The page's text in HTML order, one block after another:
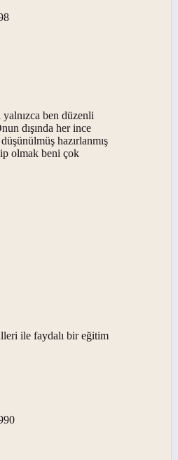
ben düzenli
dışında her ince
düşünülmüş hazırlanmış
olmak beni çok
ile faydalı bir eğitim